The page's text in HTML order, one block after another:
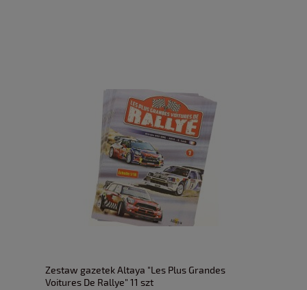
Zestaw gazetek Altaya "Les Plus Grandes
Voitures De Rallye" 11 szt